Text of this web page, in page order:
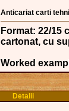
Anticariat carti
Format: 22/15
cartonat, cu
Worked
Detalii